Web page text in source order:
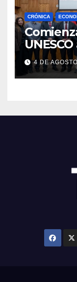
CRÓNICA
Maule
4 DE